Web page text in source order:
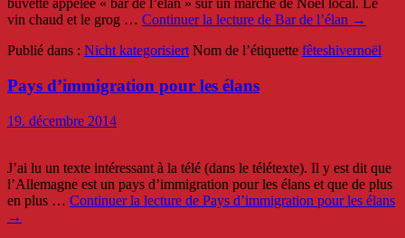
buvette appelée « bar de l’élan » sur un marché de Noël local. Le
vin chaud et le grog … Continuer la lecture de Bar de l’élan →
Publié dans : Nicht kategorisiertNom de l’étiquette fêteshivernoël
Pays d’immigration pour les élans
19. décembre 2014
J’ai lu un texte intéressant à la télé (dans le télétexte). Il y est dit que
l’Allemagne est un pays d’immigration pour les élans et que de plus
en plus … Continuer la lecture de Pays d’immigration pour les élans
→